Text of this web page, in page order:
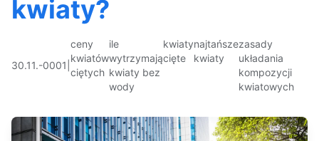
kwiaty?
30.11.-0001
ceny
kwiatów
ciętych
ile
wytrzymają
kwiaty bez
wody
kwiaty
cięte
najtańsze
kwiaty
zasady
układania
kompozycji
kwiatowych